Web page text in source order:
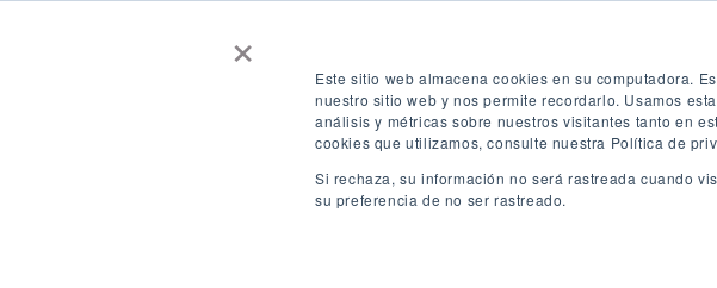
×
Este sitio web almacena cookies en su computadora.
nuestro sitio web y nos permite recordarlo. Usamos
análisis y métricas sobre nuestros visitantes tanto en
cookies que utilizamos, consulte nuestra Política de
Si rechaza, su información no será rastreada cuando
su preferencia de no ser rastreado.
ES
Destinos Programas de